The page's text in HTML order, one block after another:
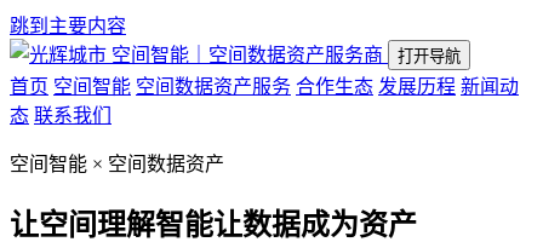
跳到主要内容
空间智能｜空间数据资产服务商
打开导航
首页 空间智能 空间数据资产服务 合作生态 发展历程 新闻动
态 联系我们
空间智能 × 空间数据资产
让空间理解智能让数据成为资产